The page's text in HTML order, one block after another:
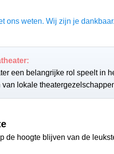
ons weten. Wij zijn je dankbaar.
een belangrijke rol speelt in
van lokale
de hoogte blijven van de